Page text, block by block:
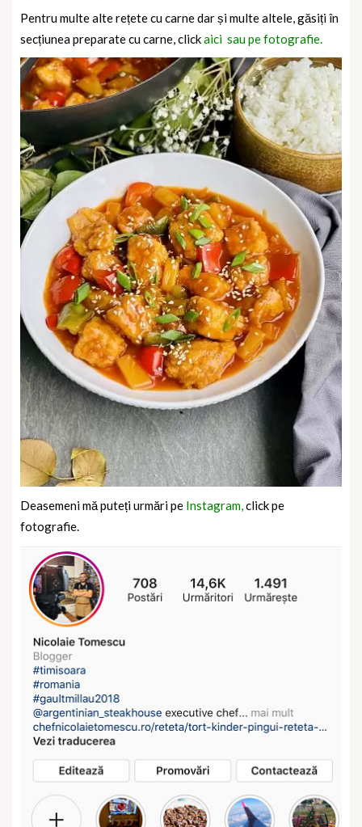
Pentru multe alte rețete cu carne dar și multe altele, găsiți în
secțiunea preparate cu carne, clickaici sau pe fotografie.
Deasemeni mă puteți urmări pe Instagram,click pe
fotografie.